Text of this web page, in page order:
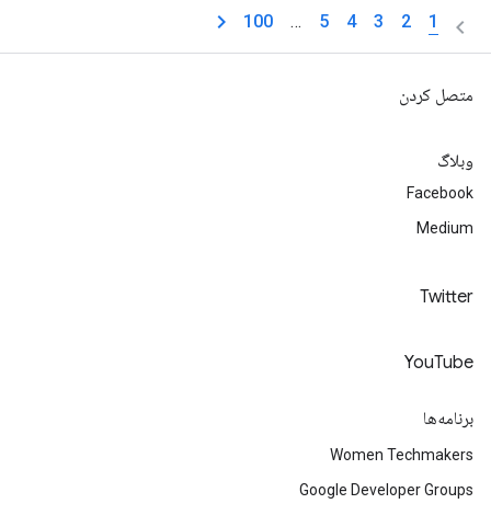
1
2
3
4
5
…
100
متصل کردن
وبلاگ
Facebook
Medium
Twitter
YouTube
برنامه‌ها
Women Techmakers
Google Developer Groups